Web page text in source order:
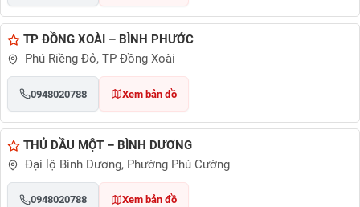
TP ĐỒNG XOÀI – BÌNH PHƯỚC
Phú Riềng Đỏ, TP Đồng Xoài
0948020788 Xem bản đồ
THỦ DẦU MỘT – BÌNH DƯƠNG
Đại lộ Bình Dương, Phường Phú Cường
0948020788 Xem bản đồ